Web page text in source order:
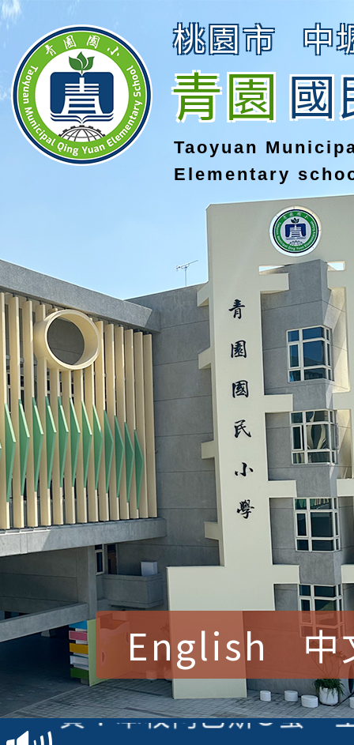
桃園市 中
青園國
Taoyuan
Elementary
English 中
賀！本校參加桃園市中
賽 洪綺君教師榮獲社
賀！本校阿巴斯O蜜、